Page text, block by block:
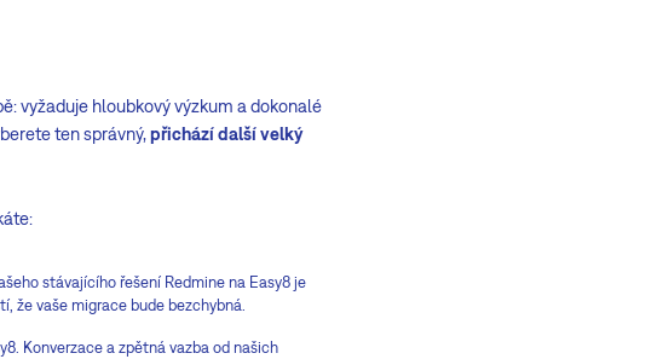
vyžaduje hloubkový výzkum a dokonalé
ten správný,přichází další velký
stávajícího řešení Redmine na Easy8 je
že vaše migrace bude bezchybná.
Konverzace a zpětná vazba od našich